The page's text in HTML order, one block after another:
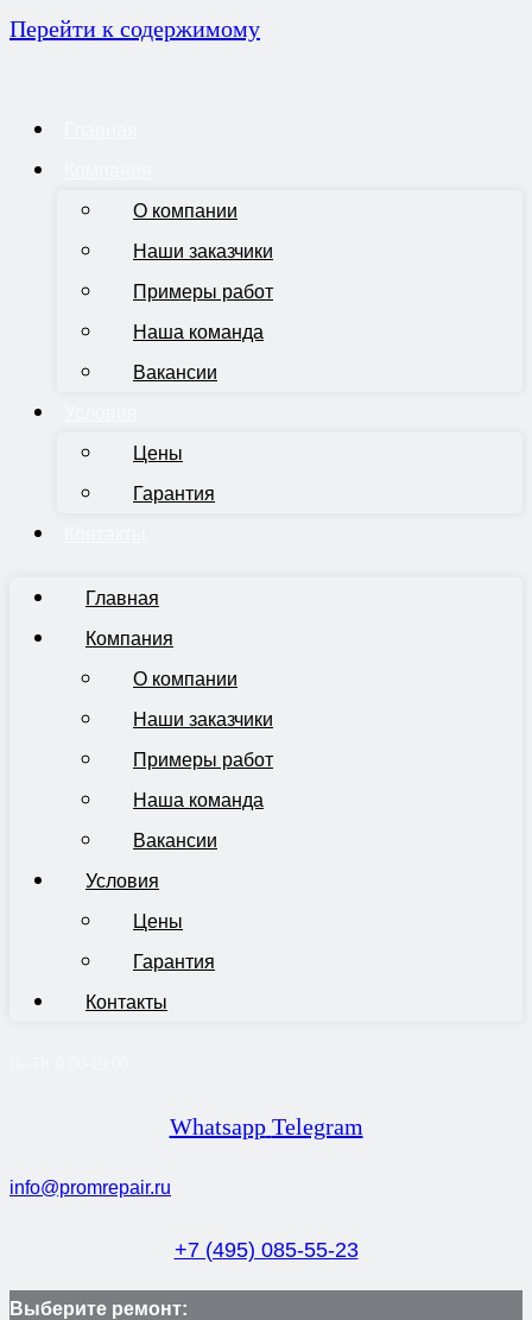
Перейти к содержимому
О компании
Наши заказчики
Примеры работ
Наша команда
Вакансии
Цены
Гарантия
Главная
Компания
О компании
Наши заказчики
Примеры работ
Наша команда
Вакансии
Условия
Цены
Гарантия
Контакты
Whatsapp Telegram
info@promrepair.ru
+7 (495) 085-55-23
Выберите ремонт: